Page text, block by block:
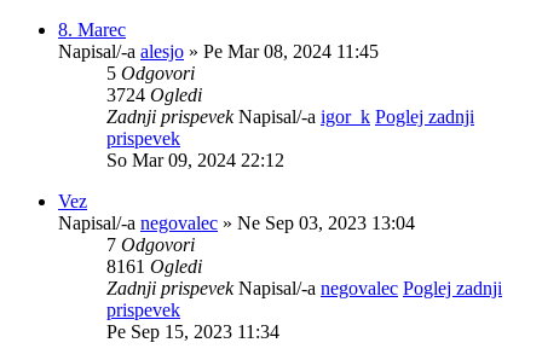
8. Marec
Napisal/-a alesjo » Pe Mar 08, 2024 11:45
5 Odgovori
3724 Ogledi
Zadnji prispevekNapisal/-a igor_k Poglej zadnji
prispevek
So Mar 09, 2024 22:12
Vez
Napisal/-a negovalec » Ne Sep 03, 2023 13:04
7 Odgovori
8161 Ogledi
Zadnji prispevekNapisal/-a negovalec Poglej zadnji
prispevek
Pe Sep 15, 2023 11:34